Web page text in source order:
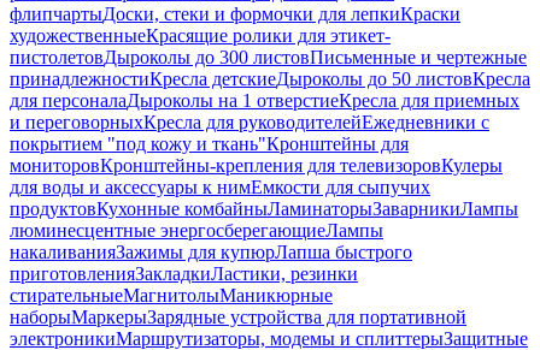
флипчартыДоски, стеки и формочки для лепкиКраски
художественныеКрасящие ролики для этикет-
пистолетовДыроколы до 300 листовПисьменные и чертежные
принадлежностиКресла детскиеДыроколы до 50 листовКресла
для персоналаДыроколы на 1 отверстиеКресла для приемных
и переговорныхКресла для руководителейЕжедневники с
покрытием "под кожу и ткань"Кронштейны для
мониторовКронштейны-крепления для телевизоровКулеры
для воды и аксессуары к нимЕмкости для сыпучих
продуктовКухонные комбайныЛаминаторыЗаварникиЛампы
люминесцентные энергосберегающиеЛампы
накаливанияЗажимы для купюрЛапша быстрого
приготовленияЗакладкиЛастики, резинки
стирательныеМагнитолыМаникюрные
наборыМаркерыЗарядные устройства для портативной
электроникиМаршрутизаторы, модемы и сплиттерыЗащитные